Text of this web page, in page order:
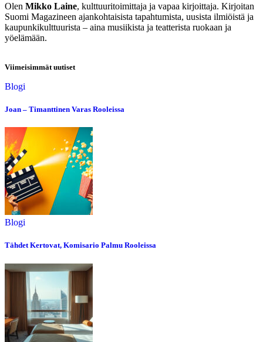
Olen Mikko Laine, kulttuuritoimittaja ja vapaa kirjoittaja. Kirjoitan
Suomi Magazineen ajankohtaisista tapahtumista, uusista ilmiöistä ja
kaupunkikulttuurista – aina musiikista ja teatterista ruokaan ja
yöelämään.
Viimeisimmät uutiset
Blogi
Joan – Timanttinen Varas Rooleissa
Blogi
Tähdet Kertovat, Komisario Palmu Rooleissa